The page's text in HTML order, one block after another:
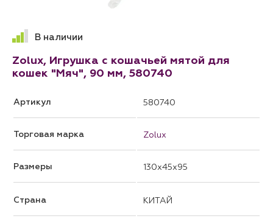
В наличии
Zolux, Игрушка с кошачьей мятой для
кошек "Мяч", 90 мм, 580740
Артикул 580740
Торговая марка Zolux
Размеры 130x45x95
Страна КИТАЙ